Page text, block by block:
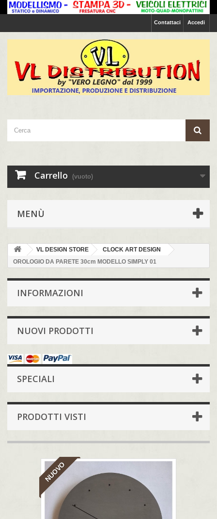
Accedi
Contattaci
Carrello (vuoto)
MENÙ
VL DESIGN STORE
CLOCK ART DESIGN
OROLOGIO DA PARETE 30cm MODELLO SIMPLY 01
INFORMAZIONI
NUOVI PRODOTTI
SPECIALI
PRODOTTI VISTI
NUOVO